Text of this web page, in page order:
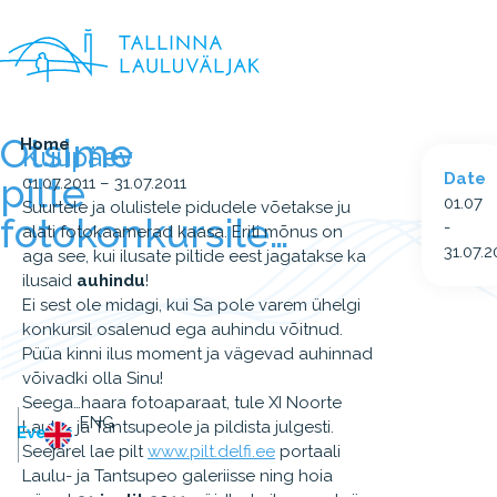
Home
Events ENG
Otsime
pilte
fotokonkursile…
Kuupäev
01.07.2011 – 31.07.2011
Suurtele ja olulistele pidudele võetakse ju
alati fotokaamerad kaasa. Eriti mõnus on
aga see, kui ilusate piltide eest jagatakse ka
ilusaid auhindu!
Ei sest ole midagi, kui Sa pole varem ühelgi
konkursil osalenud ega auhindu võitnud.
Püüa kinni ilus moment ja vägevad auhinnad
võivadki olla Sinu!
Seega…haara fotoaparaat, tule XI Noorte
Laulu- ja Tantsupeole ja pildista julgesti.
Seejärel lae piltwww.pilt.delfi.ee portaali
Laulu- ja Tantsupeo galeriisse ning hoia
Date
01.07
-